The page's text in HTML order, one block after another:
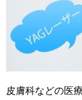
皮膚科などの医